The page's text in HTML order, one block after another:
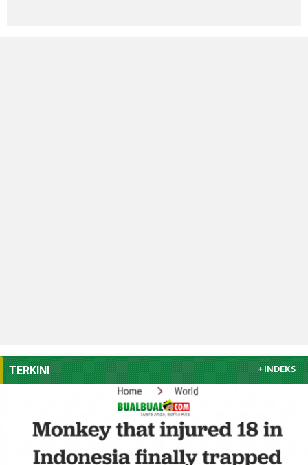
TERKINI +INDEKS